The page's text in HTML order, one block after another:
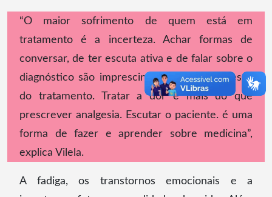
“O maior sofrimento de quem está em
tratamento é a incerteza. Achar formas de
conversar, de ter escuta ativa e de falar sobre o
diagnóstico são imprescindíveis para o sucesso
do tratamento. Tratar a dor é mais do que
prescrever analgesia. Escutar o paciente. é uma
forma de fazer e aprender sobre medicina”,
explica Vilela.
A fadiga, os transtornos emocionais e a